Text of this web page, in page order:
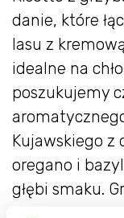
danie, które
lasu z
idealne na
poszukujemy
Kujawskiego
oregano i
głębi smaku.